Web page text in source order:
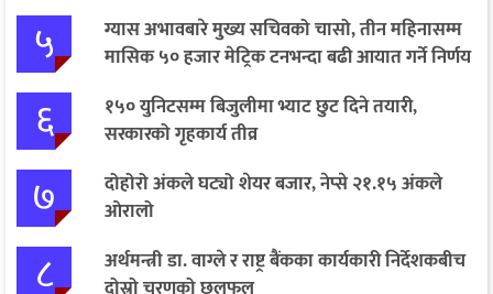
५
ग्यास अभावबारे मुख्य सचिवको चासो, तीन महिनासम्म
मासिक ५० हजार मेट्रिक टनभन्दा बढी आयात गर्ने निर्णय
६
१५० युनिटसम्म बिजुलीमा भ्याट छुट दिने तयारी,
सरकारको गृहकार्य तीव्र
७
दोहोरो अंकले घट्यो शेयर बजार, नेप्से २१.१५ अंकले
ओरालो
८
अर्थमन्त्री डा. वाग्ले र राष्ट्र बैंकका कार्यकारी निर्देशकबीच